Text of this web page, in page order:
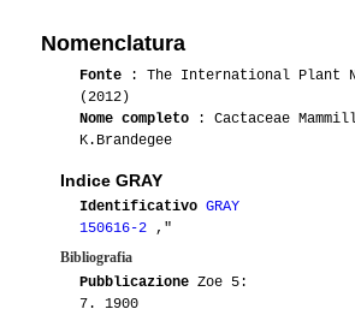
Nomenclatura
Fonte : The International Plant
(2012)
Nome completo : Cactaceae
K.Brandegee
Indice GRAY
Identificativo GRAY
150616-2 ,"
Bibliografia
Pubblicazione Zoe 5:
7. 1900